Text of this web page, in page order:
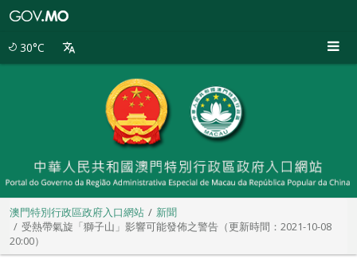
30°C
澳門特別行政區政府入口網站
新聞
受熱帶氣旋「獅子山」影響可能發佈之警告（更新時間：2021-10-08
20:00）